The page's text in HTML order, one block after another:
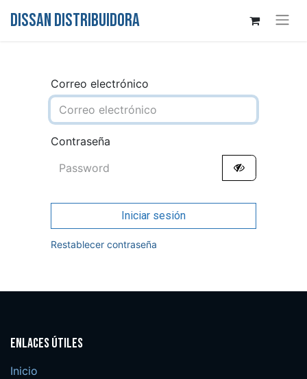
DISSAN DISTRIBUIDORA
Correo electrónico
Contraseña
Iniciar sesión
Restablecer contraseña
Enlaces útiles
Inicio